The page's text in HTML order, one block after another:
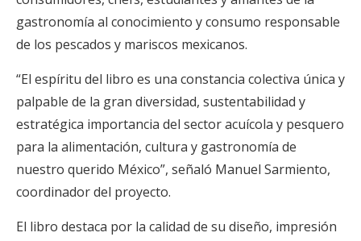
gastronomía al conocimiento y consumo responsable
de los pescados y mariscos mexicanos.
“El espíritu del libro es una constancia colectiva única y
palpable de la gran diversidad, sustentabilidad y
estratégica importancia del sector acuícola y pesquero
para la alimentación, cultura y gastronomía de
nuestro querido México”, señaló Manuel Sarmiento,
coordinador del proyecto.
El libro destaca por la calidad de su diseño, impresión